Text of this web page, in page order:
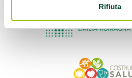
Rifiuta